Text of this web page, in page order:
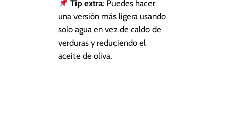
Tip extra: Puedes hacer
una versión más ligera usando
solo agua en vez de caldo de
verduras y reduciendo el
aceite de oliva.